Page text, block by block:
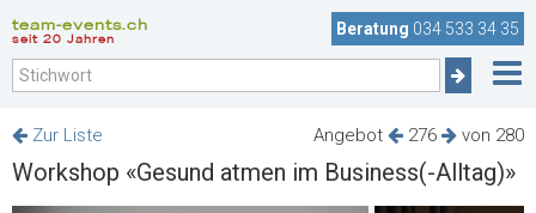
team-events.ch
seit 20 Jahren
Beratung 034 533 34 35
Angebot 276 von 280
Zur Liste
Workshop «Gesund atmen im Business(-Alltag)»